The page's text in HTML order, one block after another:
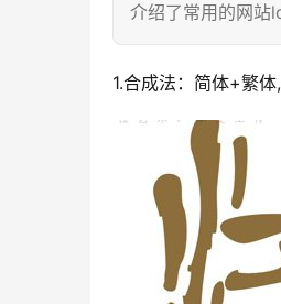
介绍了常用的网站
1.合成法：简体+繁